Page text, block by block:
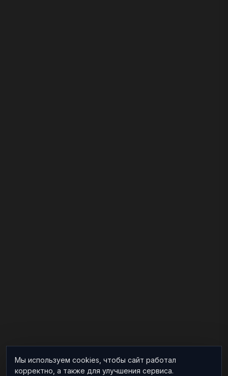
Мы используем cookies, чтобы сайт работал
корректно, а также для улучшения сервиса.